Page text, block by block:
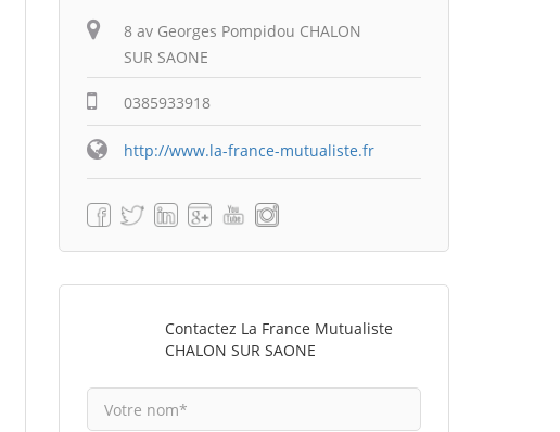
8 av Georges Pompidou CHALON
SUR SAONE
0385933918
http://www.la-france-mutualiste.fr
Contactez La France Mutualiste
CHALON SUR SAONE